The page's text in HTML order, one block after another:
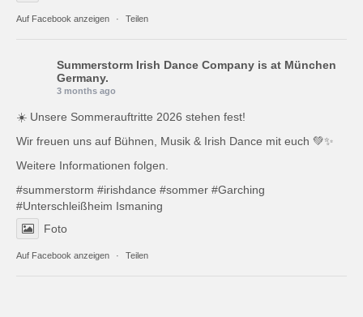
Auf Facebook anzeigen · Teilen
Summerstorm Irish Dance Company is at München
Germany.
3 months ago
☀️ Unsere Sommerauftritte 2026 stehen fest!
Wir freuen uns auf Bühnen, Musik & Irish Dance mit euch 💚✨
Weitere Informationen folgen.
#summerstorm #irishdance #sommer #Garching
#Unterschleißheim Ismaning
Foto
Auf Facebook anzeigen · Teilen